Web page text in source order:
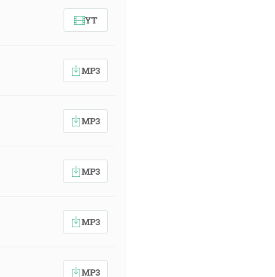
YT
MP3
MP3
MP3
MP3
MP3